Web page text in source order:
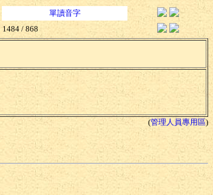
單讀音字
1484 / 868
(管理人員專用區)